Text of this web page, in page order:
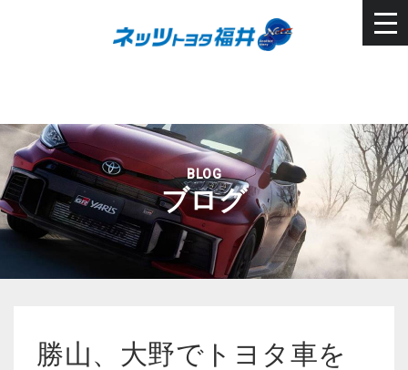
BLOG
ブログ
勝山、大野でトヨタ車を